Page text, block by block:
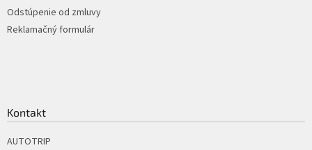
Odstúpenie od zmluvy
Reklamačný formulár
Kontakt
AUTOTRIP